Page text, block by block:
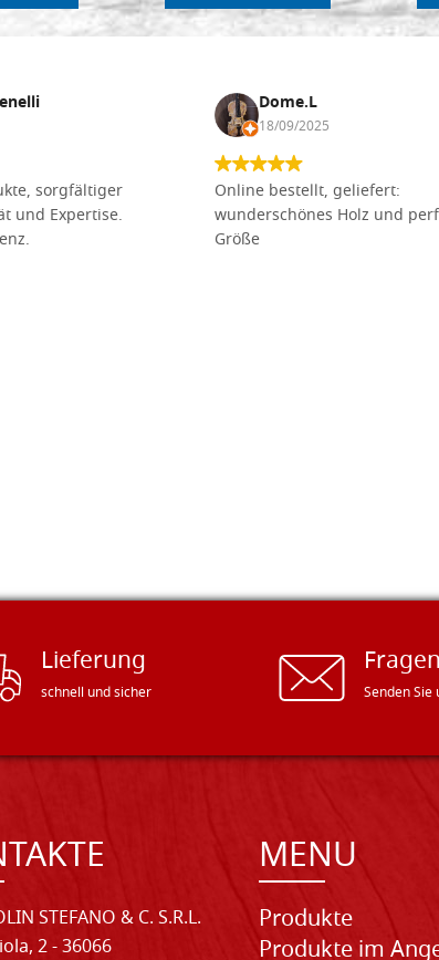
sorgfältiger
und Expertise.
Dome.L
18/09/2025
Online bestellt, geliefert:
wunderschönes Holz und
Größe
Lieferung
schnell und sicher Senden Sie
STEFANO & C. S.R.L.
2 - 36066
MENU
Produkte
Produkte im